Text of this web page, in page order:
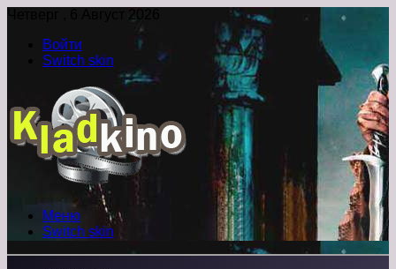
Четверг , 6 Август 2026
Войти
Switch skin
Меню
Switch skin